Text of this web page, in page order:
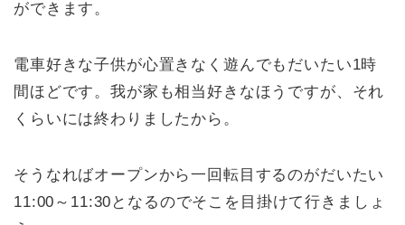
ができます。
電車好きな子供が心置きなく遊んでもだいたい1時
間ほどです。我が家も相当好きなほうですが、それ
くらいには終わりましたから。
そうなればオープンから一回転目するのがだいたい
11:00～11:30となるのでそこを目掛けて行きましょ